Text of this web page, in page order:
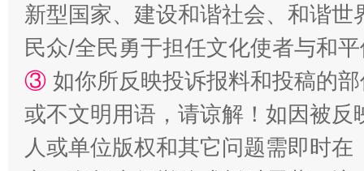
“蜀中异人”王建安的艺术幻境
新型国家、建设和谐社会、和谐
民众/全民勇于担任文化使者与和
③ 如你所反映投诉报料和投稿的
或不文明用语，请谅解！如因被
人或单位版权和其它问题需即时在